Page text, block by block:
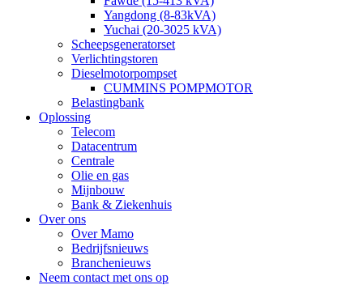
Yangdong (8-83kVA)
Yuchai (20-3025 kVA)
Scheepsgeneratorset
Verlichtingstoren
Dieselmotorpompset
CUMMINS POMPMOTOR
Belastingbank
Oplossing
Telecom
Datacentrum
Centrale
Olie en gas
Mijnbouw
Bank & Ziekenhuis
Over ons
Over Mamo
Bedrijfsnieuws
Branchenieuws
Neem contact met ons op